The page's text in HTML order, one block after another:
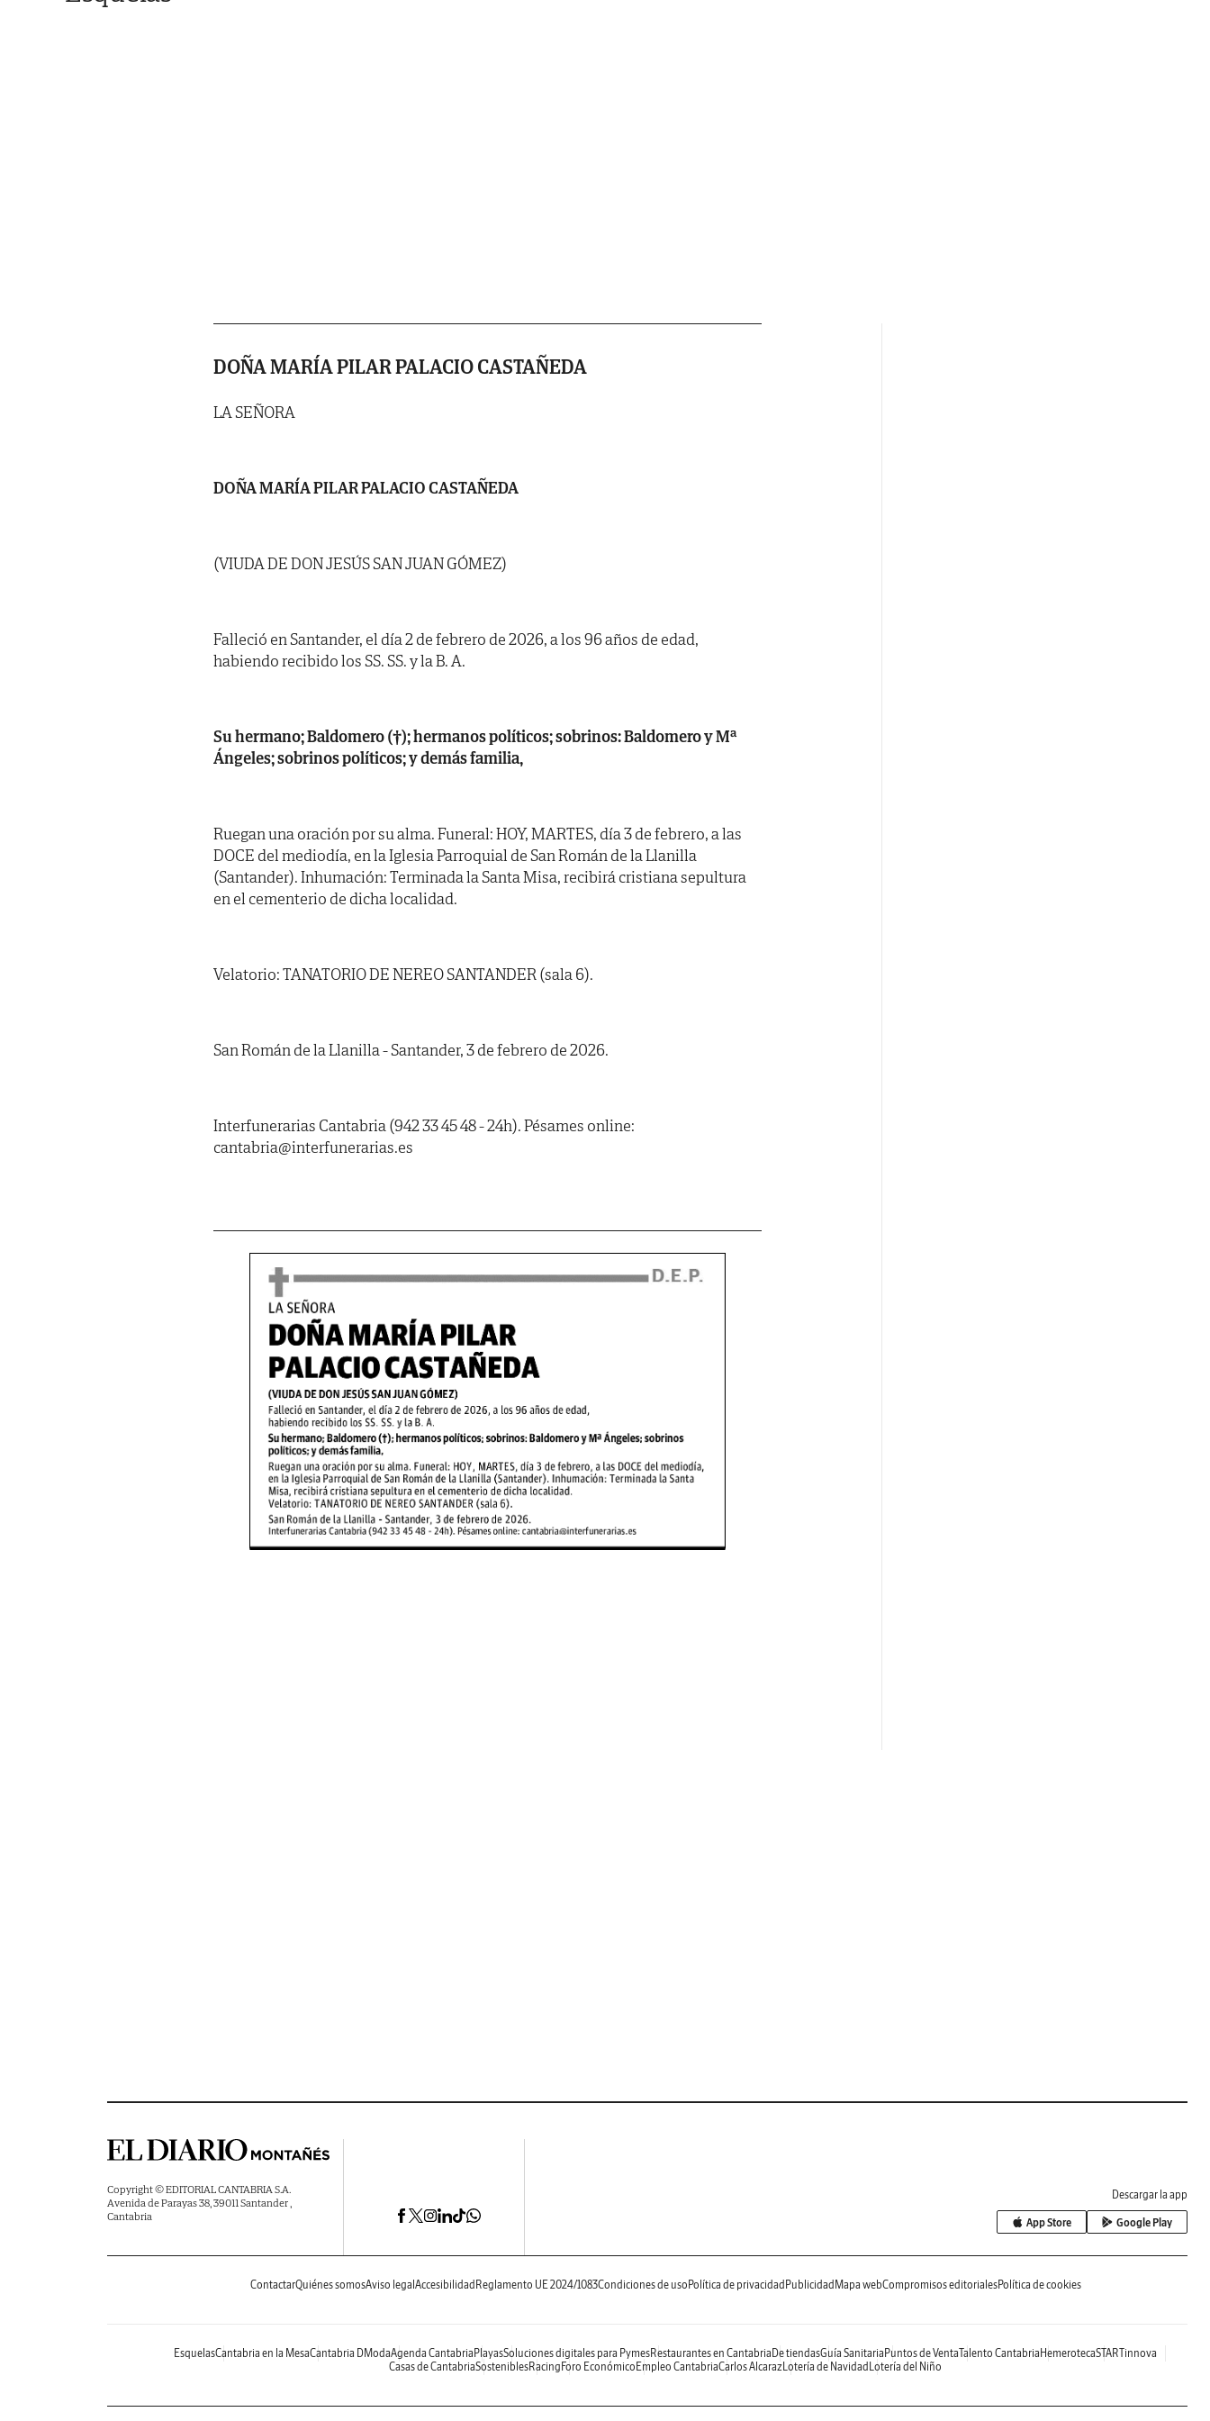
DOÑA MARÍA PILAR PALACIO CASTAÑEDA
LA SEÑORA
DOÑA MARÍA PILAR PALACIO CASTAÑEDA
(VIUDA DE DON JESÚS SAN JUAN GÓMEZ)
Falleció en Santander, el día 2 de febrero de 2026, a los 96 años de edad,
habiendo recibido los SS. SS. y la B. A.
Su hermano; Baldomero (†); hermanos políticos; sobrinos: Baldomero y Mª
Ángeles; sobrinos políticos; y demás familia,
Ruegan una oración por su alma. Funeral: HOY, MARTES, día 3 de febrero, a las
DOCE del mediodía, en la Iglesia Parroquial de San Román de la Llanilla
(Santander). Inhumación: Terminada la Santa Misa, recibirá cristiana sepultura
en el cementerio de dicha localidad.
Velatorio: TANATORIO DE NEREO SANTANDER (sala 6).
San Román de la Llanilla - Santander, 3 de febrero de 2026.
Interfunerarias Cantabria (942 33 45 48 - 24h). Pésames online:
cantabria@interfunerarias.es
Copyright © EDITORIAL CANTABRIA S.A.
Avenida de Parayas 38, 39011 Santander ,
Cantabria
Descargar la app
App Store Google Play
ContactarQuiénes somosAviso legal Accesibilidad Reglamento UE 2024/1083Condiciones de uso Política de privacidad Publicidad Mapa webCompromisos editorialesPolítica de cookies
EsquelasCantabria en la MesaCantabria DModaAgenda Cantabria PlayasSoluciones digitales para PymesRestaurantes en Cantabria De tiendasGuía Sanitaria Puntos de VentaTalento Cantabria HemerotecaSTARTinnova
Casas de CantabriaSosteniblesRacing Foro Económico Empleo CantabriaCarlos AlcarazLotería de Navidad Lotería del Niño